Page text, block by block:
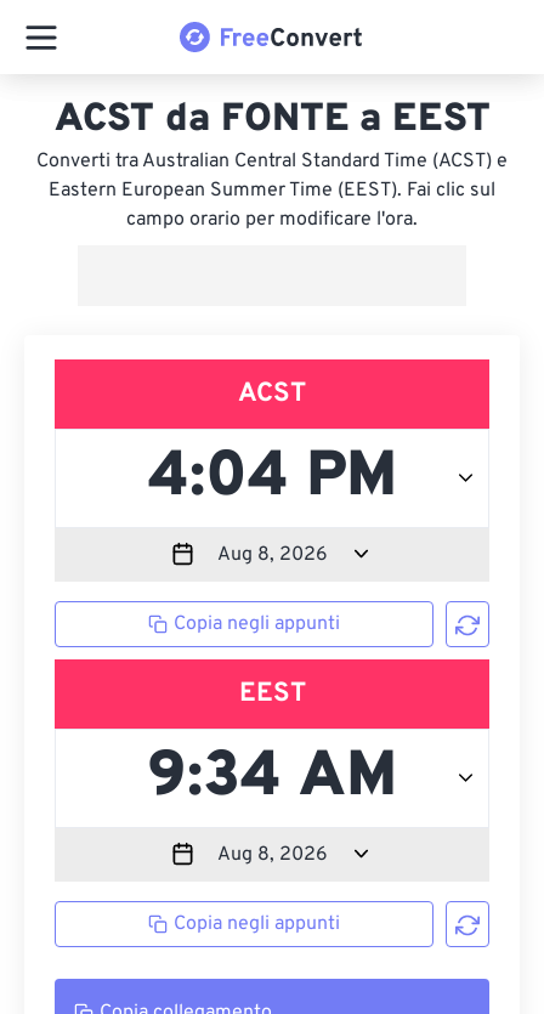
ACST da FONTE a EEST
Converti tra Australian Central Standard Time (ACST) e
Eastern European Summer Time (EEST). Fai clic sul
campo orario per modificare l'ora.
ACST
Copia negli appunti
EEST
Copia negli appunti